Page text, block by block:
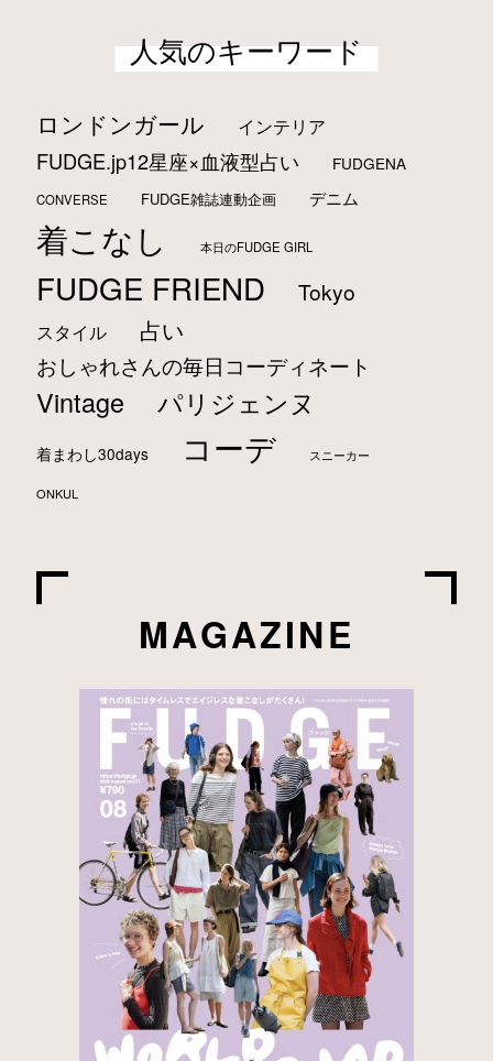
人気のキーワード
ロンドンガール インテリア
FUDGE.jp12星座×血液型占い FUDGENA
CONVERSE FUDGE雑誌連動企画 デニム
着こなし 本日のFUDGE GIRL
FUDGE FRIEND Tokyo
スタイル 占い
おしゃれさんの毎日コーディネート
Vintage パリジェンヌ
着まわし30days コーデ スニーカー
ONKUL
MAGAZINE